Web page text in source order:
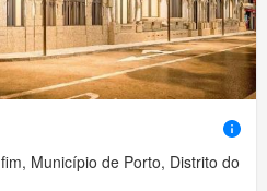
Município de Porto, Distrito do